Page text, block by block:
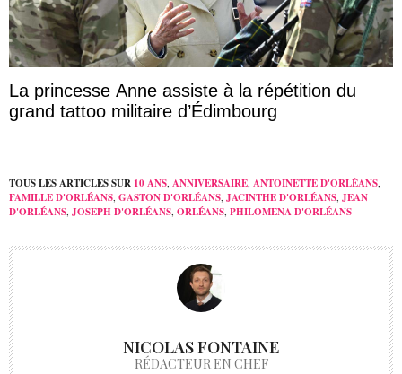
La princesse Anne assiste à la répétition du
grand tattoo militaire d’Édimbourg
TOUS LES ARTICLES SUR 10 ANS, ANNIVERSAIRE, ANTOINETTE D'ORLÉANS,
FAMILLE D'ORLÉANS, GASTON D'ORLÉANS, JACINTHE D'ORLÉANS, JEAN
D'ORLÉANS, JOSEPH D'ORLÉANS, ORLÉANS, PHILOMENA D'ORLÉANS
NICOLAS FONTAINE
RÉDACTEUR EN CHEF